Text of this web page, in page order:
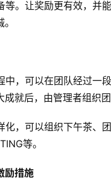
等。让奖励更有效，并
中，可以在团队经过一
就后，由管理者组织团
化，可以组织下午茶、
等。
励措施